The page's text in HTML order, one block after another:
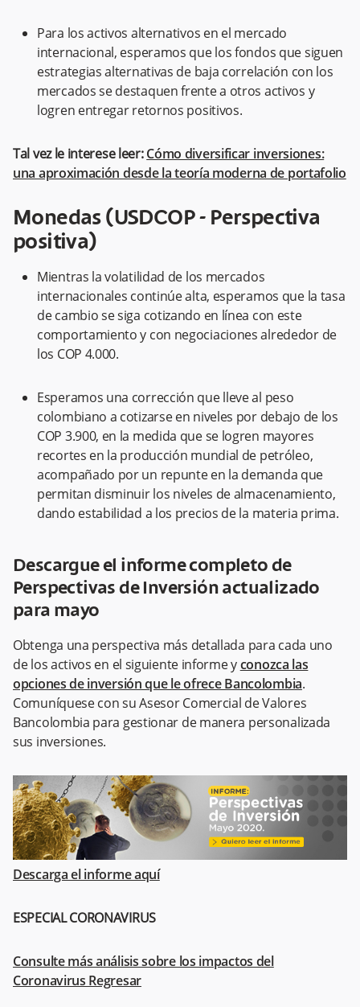
Para los activos alternativos en el mercado
internacional, esperamos que los fondos que siguen
estrategias alternativas de baja correlación con los
mercados se destaquen frente a otros activos y
logren entregar retornos positivos.
Tal vez le interese leer: Cómo diversificar inversiones:
una aproximación desde la teoría moderna de portafolio
Monedas (USDCOP - Perspectiva
positiva)
Mientras la volatilidad de los mercados
internacionales continúe alta, esperamos que la tasa
de cambio se siga cotizando en línea con este
comportamiento y con negociaciones alrededor de
los COP 4.000.
Esperamos una corrección que lleve al peso
colombiano a cotizarse en niveles por debajo de los
COP 3.900, en la medida que se logren mayores
recortes en la producción mundial de petróleo,
acompañado por un repunte en la demanda que
permitan disminuir los niveles de almacenamiento,
dando estabilidad a los precios de la materia prima.
Descargue el informe completo de
Perspectivas de Inversión actualizado
para mayo
Obtenga una perspectiva más detallada para cada uno
de los activos en el siguiente informe yconozca las
opciones de inversión que le ofrece Bancolombia.
Comuníquese con su Asesor Comercial de Valores
Bancolombia para gestionar de manera personalizada
sus inversiones.
Descarga el informe aquí
ESPECIAL CORONAVIRUS
Consulte más análisis sobre los impactos del
Coronavirus Regresar